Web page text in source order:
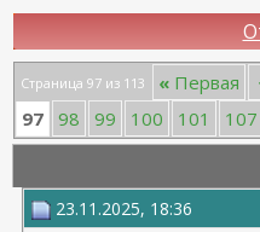
Страница 97 из 113 « Первая
97 98 99 100 101 107
23.11.2025, 18:36